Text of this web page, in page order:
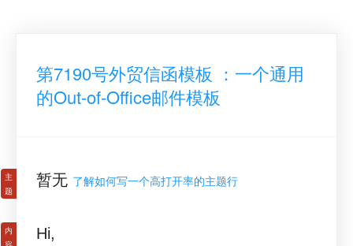
第7190号外贸信函模板 ：一个通用
的Out-of-Office邮件模板
暂无 了解如何写一个高打开率的主题行
Hi,